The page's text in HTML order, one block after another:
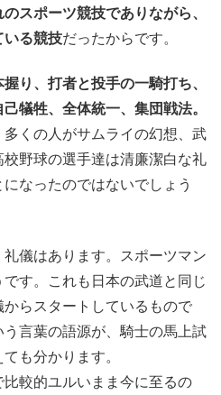
スポーツ競技でありながら、
る競技だったからです。
り、打者と投手の一騎打ち、
犠牲、全体統一、集団戦法。
くの人がサムライの幻想、武
野球の選手達は清廉潔白な礼
なったのではないでしょう
儀はあります。スポーツマン
す。これも日本の武道と同じ
らスタートしているもので
言葉の語源が、騎士の馬上試
も分かります。
較的ユルいまま今に至るの